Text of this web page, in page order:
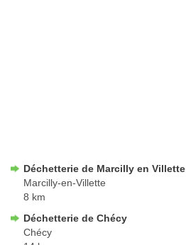
Déchetterie de Marcilly en Villette
Marcilly-en-Villette
8 km
Déchetterie de Chécy
Chécy